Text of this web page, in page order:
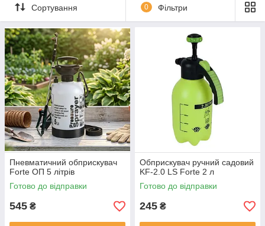
Сортування 0 Фільтри
Пневматичний обприскувач
Forte ОП 5 літрів
Готово до відправки
545 ₴
Обприскувач ручний садовий
KF-2.0 LS Forte 2 л
Готово до відправки
245 ₴